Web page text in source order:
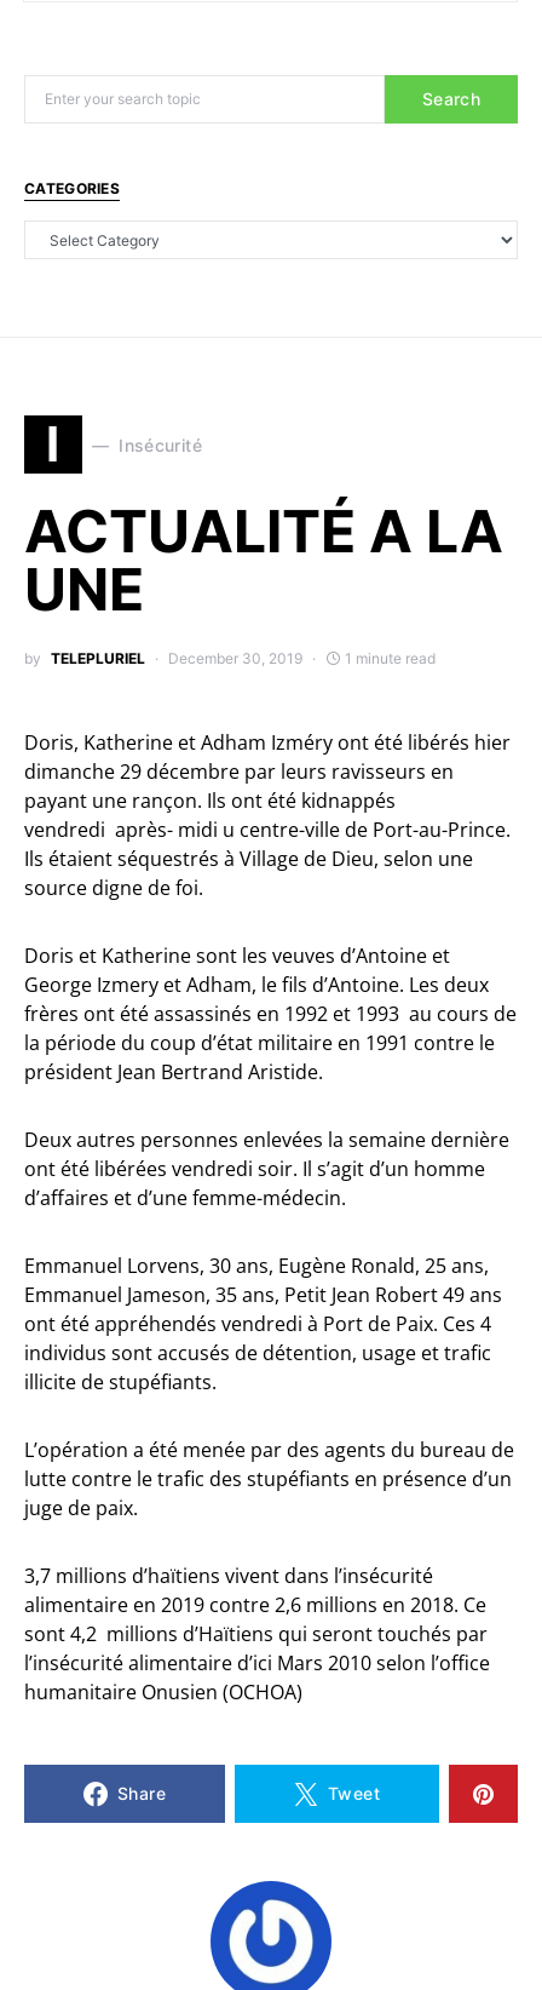
Search
CATEGORIES
I Insécurité
ACTUALITÉ A LA
UNE
by TELEPLURIEL December 30, 2019 1 minute read
Doris, Katherine et Adham Izméry ont été libérés hier
dimanche 29 décembre par leurs ravisseurs en
payant une rançon. Ils ont été kidnappés
vendredi après- midi u centre-ville de Port-au-Prince.
Ils étaient séquestrés à Village de Dieu, selon une
source digne de foi.
Doris et Katherine sont les veuves d’Antoine et
George Izmery et Adham, le fils d’Antoine. Les deux
frères ont été assassinés en 1992 et 1993 au cours de
la période du coup d’état militaire en 1991 contre le
président Jean Bertrand Aristide.
Deux autres personnes enlevées la semaine dernière
ont été libérées vendredi soir. Il s’agit d’un homme
d’affaires et d’une femme-médecin.
Emmanuel Lorvens, 30 ans, Eugène Ronald, 25 ans,
Emmanuel Jameson, 35 ans, Petit Jean Robert 49 ans
ont été appréhendés vendredi à Port de Paix. Ces 4
individus sont accusés de détention, usage et trafic
illicite de stupéfiants.
L’opération a été menée par des agents du bureau de
lutte contre le trafic des stupéfiants en présence d’un
juge de paix.
3,7 millions d’haïtiens vivent dans l’insécurité
alimentaire en 2019 contre 2,6 millions en 2018. Ce
sont 4,2 millions d’Haïtiens qui seront touchés par
l’insécurité alimentaire d’ici Mars 2010 selon l’office
humanitaire Onusien (OCHOA)
Share Tweet